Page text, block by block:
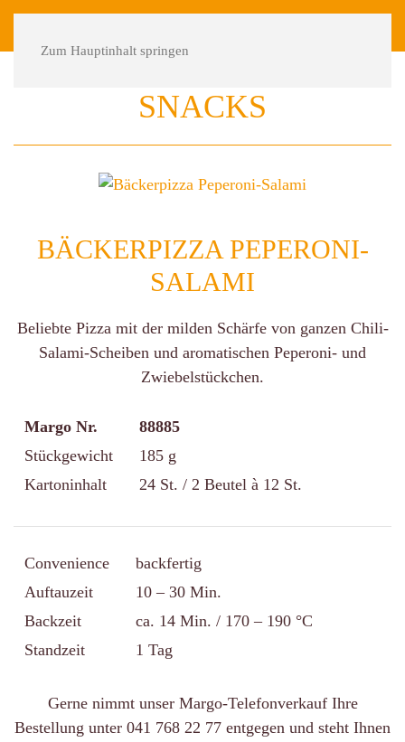
Zum Hauptinhalt springen
SNACKS
BÄCKERPIZZA PEPERONI-
SALAMI
Beliebte Pizza mit der milden Schärfe von ganzen Chili-
Salami-Scheiben und aromatischen Peperoni- und
Zwiebelstückchen.
Margo Nr.
88885
Stückgewicht
185 g
Kartoninhalt
24 St. / 2 Beutel à 12 St.
Convenience
backfertig
Auftauzeit
10 – 30 Min.
Backzeit
ca. 14 Min. / 170 – 190 °C
Standzeit
1 Tag
Gerne nimmt unser Margo-Telefonverkauf Ihre
Bestellung unter 041 768 22 77 entgegen und steht Ihnen